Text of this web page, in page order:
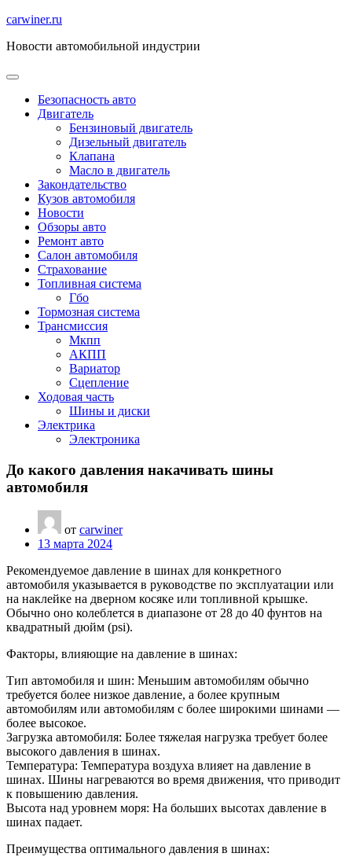
Перейти
содержимому
carwiner.ru
Новости автомобильной индустрии
Безопасность авто
Двигатель
Бензиновый двигатель
Дизельный двигатель
Клапана
Масло в двигатель
Закондательство
Кузов автомобиля
Новости
Обзоры авто
Ремонт авто
Салон автомобиля
Страхование
Топливная система
Гбо
Тормозная система
Трансмиссия
Мкпп
АКПП
Вариатор
Сцепление
Ходовая часть
Шины и диски
Электрика
Электроника
До какого давления накачивать шины
автомобиля
от carwiner
13 марта 2024
Рекомендуемое давление в шинах для конкретного
автомобиля указывается в руководстве по эксплуатации или
на наклейке на дверном косяке или топливной крышке.
Обычно оно колеблется в диапазоне от 28 до 40 фунтов на
квадратный дюйм (psi).
Факторы, влияющие на давление в шинах:
Тип автомобиля и шин: Меньшим автомобилям обычно
требуется более низкое давление, а более крупным
автомобилям или автомобилям с более широкими шинами —
более высокое.
Загрузка автомобиля: Более тяжелая нагрузка требует более
высокого давления в шинах.
Температура: Температура воздуха влияет на давление в
шинах. Шины нагреваются во время движения, что приводит
к повышению давления.
Высота над уровнем моря: На больших высотах давление в
шинах падает.
Преимущества оптимального давления в шинах: